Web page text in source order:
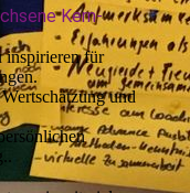
Kern-
inspirieren für
und